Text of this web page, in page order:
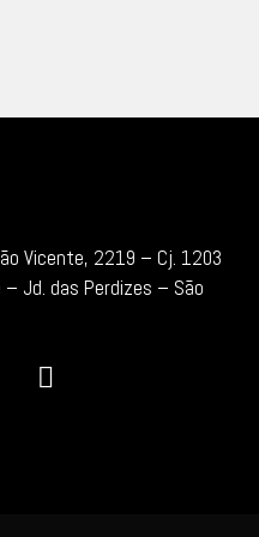
Vicente, 2219 – Cj. 1203
Jd. das Perdizes – São